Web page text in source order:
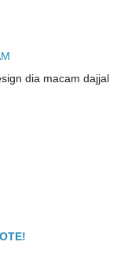
dia macam dajjal